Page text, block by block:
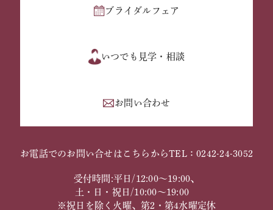
ブライダルフェア
いつでも見学・相談
お問い合わせ
お電話でのお問い合せはこちらからTEL：0242-24-3052
受付時間:平日/12:00～19:00、
土・日・祝日/10:00～19:00
※祝日を除く火曜、第2・第4水曜定休